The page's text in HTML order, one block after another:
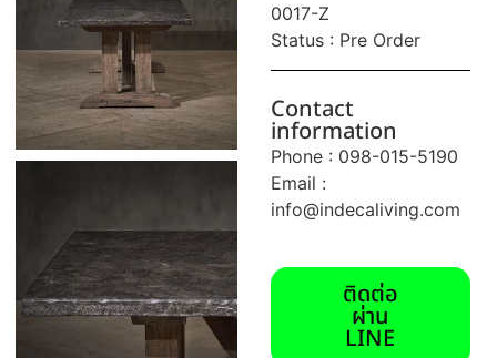
0017-Z
Status : Pre Order
Contact
information
Phone : 098-015-5190
Email :
info@indecaliving.com
ติดต่อ
ผ่าน
LINE